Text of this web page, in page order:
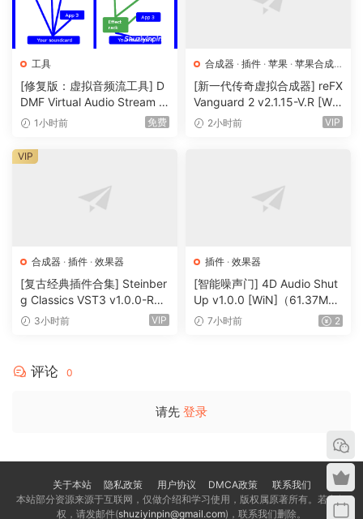
工具
[修复版：虚拟音频流工具] D
DMF Virtual Audio Stream v
2.0.2 x32 x64 Rev5-itUsed
1小时前 免费
合成器 · 插件 · 苹果 · 苹果合成
器
[新一代传奇虚拟合成器] reFX
Vanguard 2 v2.1.15-V.R [Wi
N, MacOSX]（184MB+240
2小时前 VIP
合成器 · 插件 · 效果器
[复古经典插件合集] Steinber
g Classics VST3 v1.0.0-R2R
[WiN]（27.9MB）
3小时前 VIP
VIP
插件 · 效果器
[智能噪声门] 4D Audio Shut
Up v1.0.0 [WiN]（61.37M
B）7小时前 2
评论 0
请先 登录
关于本站 隐私政策 用户协议 DMCA政策
联系我们
本站部分资源来源于互联网，仅做介绍和学习使用，版权属原著所有。若有侵
权，请发邮件(shuziyinpin@gmail.com)，联系我们删除。